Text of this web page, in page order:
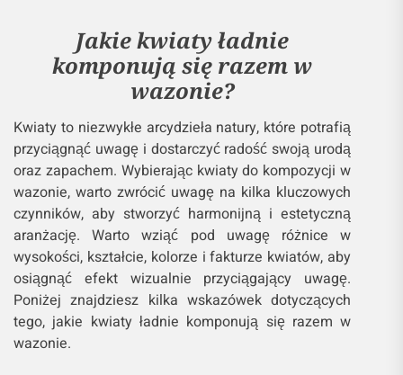
Jakie kwiaty ładnie
komponują się razem w
wazonie?
Kwiaty to niezwykłe arcydzieła natury, które potrafią
przyciągnąć uwagę i dostarczyć radość swoją urodą
oraz zapachem. Wybierając kwiaty do kompozycji w
wazonie, warto zwrócić uwagę na kilka kluczowych
czynników, aby stworzyć harmonijną i estetyczną
aranżację. Warto wziąć pod uwagę różnice w
wysokości, kształcie, kolorze i fakturze kwiatów, aby
osiągnąć efekt wizualnie przyciągający uwagę.
Poniżej znajdziesz kilka wskazówek dotyczących
tego, jakie kwiaty ładnie komponują się razem w
wazonie.